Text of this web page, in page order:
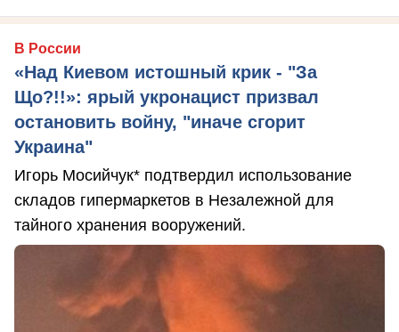
В России
«Над Киевом истошный крик - "За
Що?!!»: ярый укронацист призвал
остановить войну, "иначе сгорит
Украина"
Игорь Мосийчук* подтвердил использование
складов гипермаркетов в Незалежной для
тайного хранения вооружений.